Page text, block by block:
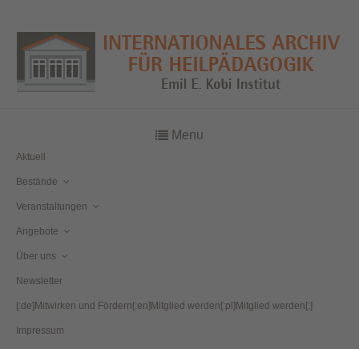
Menu
Aktuell
Bestände
Veranstaltungen
Angebote
Über uns
Newsletter
[:de]Mitwirken und Fördern[:en]Mitglied werden[:pl]Mitglied werden[:]
Impressum